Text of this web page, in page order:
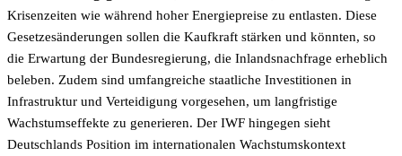
Krisenzeiten wie während hoher Energiepreise zu entlasten. Diese
Gesetzesänderungen sollen die Kaufkraft stärken und könnten, so
die Erwartung der Bundesregierung, die Inlandsnachfrage erheblich
beleben. Zudem sind umfangreiche staatliche Investitionen in
Infrastruktur und Verteidigung vorgesehen, um langfristige
Wachstumseffekte zu generieren. Der IWF hingegen sieht
Deutschlands Position im internationalen Wachstumskontext